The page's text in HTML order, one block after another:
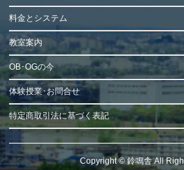
料金とシステム
教室案内
OB･OGの今
体験授業･お問合せ
特定商取引法に基づく表記
Copyright ©鈴鳴舎All